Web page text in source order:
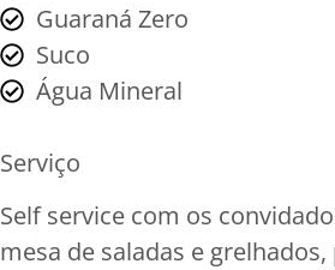
Guaraná Zero
Suco
Água Mineral
Serviço
Self service com os
mesa de saladas e